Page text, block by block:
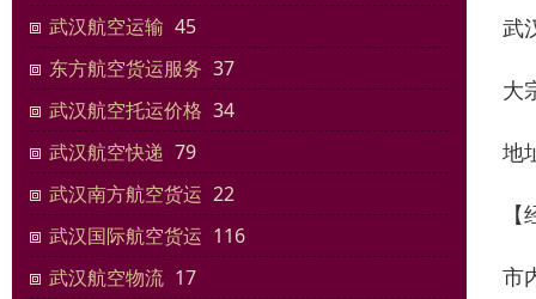
武汉航空运输 45
东方航空货运服务 37
武汉航空托运价格 34
武汉航空快递 79
武汉南方航空货运 22
武汉国际航空货运 116
武汉航空物流 17
武
大
地
市